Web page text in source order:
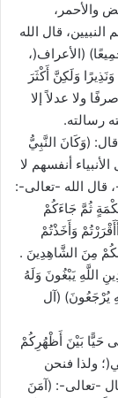
والأحمر،
قال الله
(الأعراف(،
وَلَكِنَّ أَكْثَرَ
من أحد صرفًا ولا عدلاً إلا
رسالته.
(وَكَانَ النَّبِيُّ
أنفسهم لا
قال الله -تعالى-:
ثُمَّ جَاءَكُمْ
وَأَخَذْتُمْ
مِنَ الشَّاهِدِينَ .
اللَّهِ يَبْغُونَ وَلَهُ
يُرْجَعُونَ) (آل
حَيًّا بَيْنَ أَظْهُرِكُمْ
ولذا فنحن
-تعالى-: (آمَنَ